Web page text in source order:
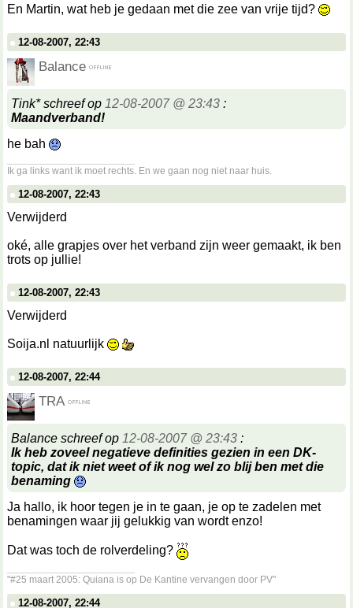
En Martin, wat heb je gedaan met die zee van vrije tijd?
12-08-2007, 22:43
Balance
Tink* schreef op 12-08-2007 @ 23:43 :
Maandverband!
he bah
Ik ga links want ik moet rechts. En we gaan nog niet naar huis.
12-08-2007, 22:43
Verwijderd
oké, alle grapjes over het verband zijn weer gemaakt, ik ben
trots op jullie!
12-08-2007, 22:43
Verwijderd
Soija.nl natuurlijk
12-08-2007, 22:44
TRA
Balance schreef op 12-08-2007 @ 23:43 :
Ik heb zoveel negatieve definities gezien in een DK-
topic, dat ik niet weet of ik nog wel zo blij ben met die
benaming
Ja hallo, ik hoor tegen je in te gaan, je op te zadelen met
benamingen waar jij gelukkig van wordt enzo!
Dat was toch de rolverdeling?
"#25 maart 2005: Quiana is op De Kantine vervangen door PV"
12-08-2007, 22:44